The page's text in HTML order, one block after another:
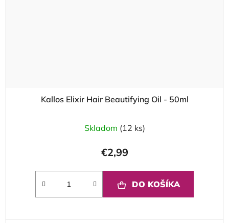
Kallos Elixir Hair Beautifying Oil - 50ml
Skladom (12 ks)
€2,99
DO KOŠÍKA